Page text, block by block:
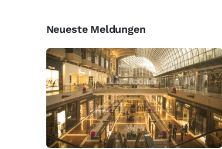
Neueste Meldungen